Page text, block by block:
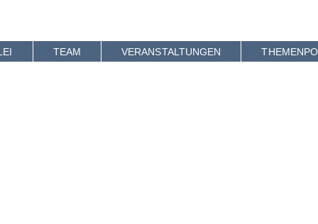
content
TEAM VERANSTALTUNGEN